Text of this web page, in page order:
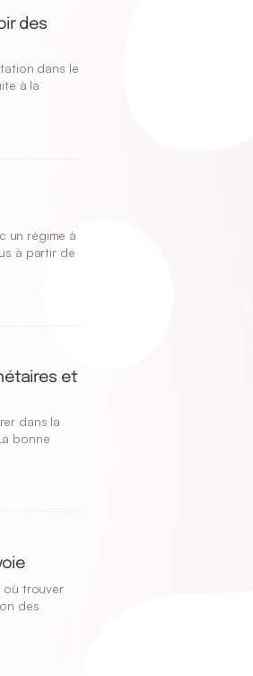
des
dans le
à la
un régime à
à partir de
et
dans la
bonne
où trouver
des